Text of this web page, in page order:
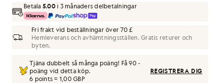
Betala 5.00i 3 månaders delbetalningar
Fri frakt vid beställningar över 70 £
Hemleverans och avhämtningsställen. Gratis returer och
byten.
Tjäna dubbelt så många poäng! Få90-
poäng vid detta köp.
6 points = 1,00 GBP
REGISTRERA DIG